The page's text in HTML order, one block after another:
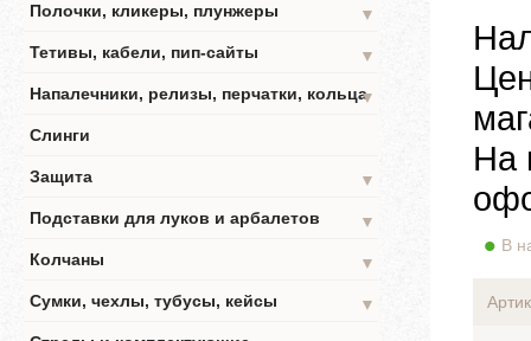
Полочки, кликеры, плунжеры
▼
Тетивы, кабели, пип-сайты
▼
Напалечники, релизы, перчатки, кольца▼
Слинги
Защита
▼
Подставки для луков и арбалетов
▼
Колчаны
▼
Сумки, чехлы, тубусы, кейсы
▼
На
В